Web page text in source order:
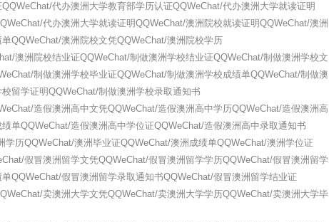
代办澳洲大学教育部学历认证QQWeChat/代办澳洲大学就读证明
代办澳洲大学就读证明QQWeChat/澳洲院校就读证明QQWeChat/澳洲
QQWeChat/澳洲院校文凭QQWeChat/澳洲院校学历
澳洲院校结业证QQWeChat/制做澳洲学校结业证QQWeChat/制做澳洲学校文
制做澳洲学校毕业证QQWeChat/制做澳洲学校成绩单QQWeChat/制做澳
留学证明QQWeChat/制做澳洲学校录取通知书
造假澳洲高中文凭QQWeChat/造假澳洲高中学历QQWeChat/造假澳洲高
单QQWeChat/造假澳洲高中学位证QQWeChat/造假澳洲高中录取通知书
学历QQWeChat/澳洲毕业证QQWeChat/澳洲成绩单QQWeChat/澳洲学位证
假冒澳洲留学文凭QQWeChat/假冒澳洲留学学历QQWeChat/假冒澳洲留学
QQWeChat/假冒澳洲留学录取通知书QQWeChat/假冒澳洲留学结业证
卖澳洲大学文凭QQWeChat/卖澳洲大学学历QQWeChat/卖澳洲大学毕